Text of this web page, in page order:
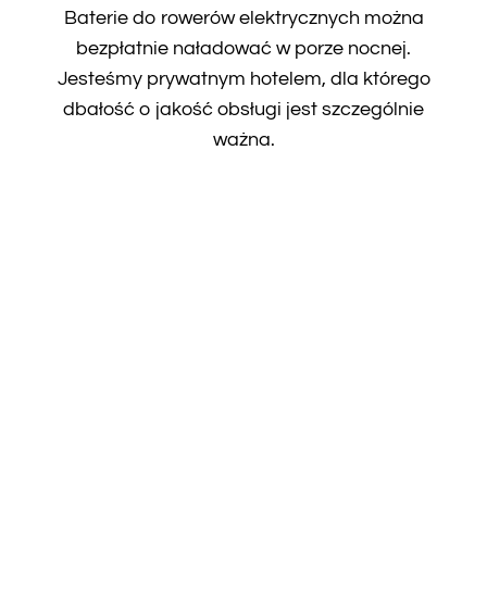
Baterie do rowerów elektrycznych można
bezpłatnie naładować w porze nocnej.
Jesteśmy prywatnym hotelem, dla którego
dbałość o jakość obsługi jest szczególnie
ważna.